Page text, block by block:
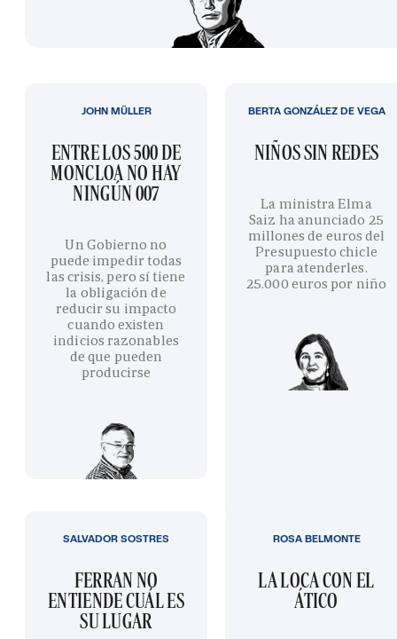
ENTRE LOS 500 DE
MONCLOA NO HAY
NINGÚN 007
Un Gobierno no
puede impedir todas
las crisis, pero sí tiene
la obligación de
reducir su impacto
cuando existen
indicios razonables
de que pueden
producirse
JOHN MÜLLER
NIÑOS SIN REDES
La ministra Elma
Saiz ha anunciado 25
millones de euros del
Presupuesto chicle
para atenderles.
25.000 euros por niño
BERTA GONZÁLEZ DE VEGA
FERRAN NO
ENTIENDE CUÁL ES
SU LUGAR
SALVADOR SOSTRES
LA LOCA CON EL
ÁTICO
ROSA BELMONTE